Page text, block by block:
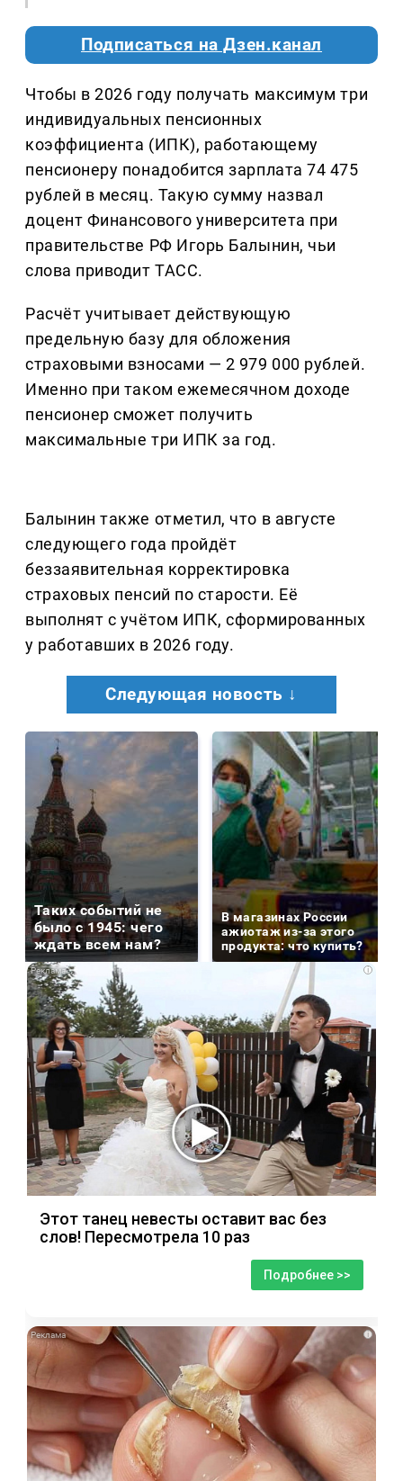
Подписаться на Дзен.канал
Чтобы в 2026 году получать максимум три
индивидуальных пенсионных
коэффициента (ИПК), работающему
пенсионеру понадобится зарплата 74 475
рублей в месяц. Такую сумму назвал
доцент Финансового университета при
правительстве РФ Игорь Балынин, чьи
слова приводит ТАСС.
Расчёт учитывает действующую
предельную базу для обложения
страховыми взносами — 2 979 000 рублей.
Именно при таком ежемесячном доходе
пенсионер сможет получить
максимальные три ИПК за год.
Балынин также отметил, что в августе
следующего года пройдёт
беззаявительная корректировка
страховых пенсий по старости. Её
выполнят с учётом ИПК, сформированных
у работавших в 2026 году.
Следующая новость ↓
Таких событий не
было с 1945: чего
ждать всем нам?
В магазинах России
ажиотаж из-за этого
продукта: что купить?
i
Этот танец невесты оставит вас без
слов! Пересмотрела 10 раз
Подробнее >>
i